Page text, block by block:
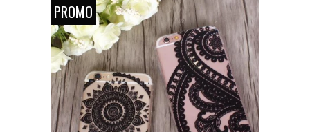
PROMO